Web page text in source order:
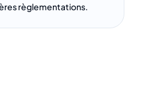
règlementations.